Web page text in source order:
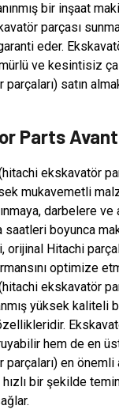
bir inşaat
parçası
eder.
ve kesintisiz
satın
Parts
ekskavatör
mukavemetli
darbelere
saatleri boyunca
Hitachi
optimize
ekskavatör
yüksek kaliteli
hem de en
en
hızlı bir şekilde